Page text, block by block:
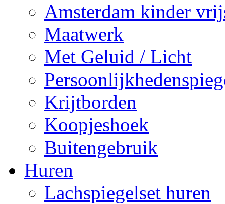
Amsterdam kinder
Maatwerk
Met Geluid / Licht
Krijtborden
Koopjeshoek
Buitengebruik
Huren
Lachspiegelset huren